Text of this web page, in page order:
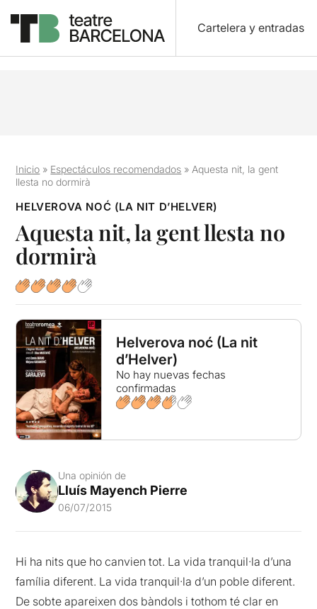
Cartelera y entradas
Inicio » Espectáculos recomendados » Aquesta nit, la gent
llesta no dormirà
HELVEROVA NOĆ (LA NIT D’HELVER)
Aquesta nit, la gent llesta no
dormirà
Helverova noć (La nit
d’Helver)
No hay nuevas fechas
confirmadas
Una opinión de
Lluís Mayench Pierre
06/07/2015
Hi ha nits que ho canvien tot. La vida tranquil·la d’una
família diferent. La vida tranquil·la d’un poble diferent.
De sobte apareixen dos bàndols i tothom té clar en